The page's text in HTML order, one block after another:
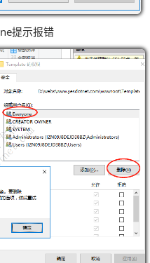
提示报错